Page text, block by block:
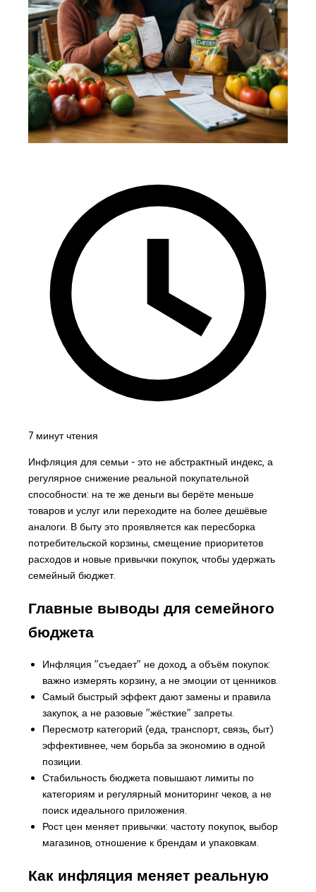
7 минут чтения
Инфляция для семьи - это не абстрактный индекс, а
регулярное снижение реальной покупательной
способности: на те же деньги вы берёте меньше
товаров и услуг или переходите на более дешёвые
аналоги. В быту это проявляется как пересборка
потребительской корзины, смещение приоритетов
расходов и новые привычки покупок, чтобы удержать
семейный бюджет.
Главные выводы для семейного
бюджета
Инфляция "съедает" не доход, а объём покупок:
важно измерять корзину, а не эмоции от ценников.
Самый быстрый эффект дают замены и правила
закупок, а не разовые "жёсткие" запреты.
Пересмотр категорий (еда, транспорт, связь, быт)
эффективнее, чем борьба за экономию в одной
позиции.
Стабильность бюджета повышают лимиты по
категориям и регулярный мониторинг чеков, а не
поиск идеального приложения.
Рост цен меняет привычки: частоту покупок, выбор
магазинов, отношение к брендам и упаковкам.
Как инфляция меняет реальную